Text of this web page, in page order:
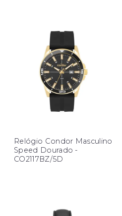
Relógio Condor Masculino
Speed Dourado -
CO2117BZ/5D